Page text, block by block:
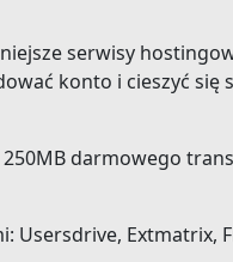
serwisy
konto i cieszyć się
darmowego
Usersdrive, Extmatrix,